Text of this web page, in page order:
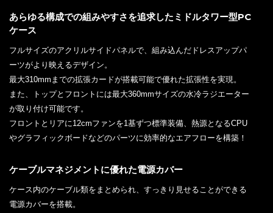
あらゆる構成での組みやすさを追求したミドルタワー型PC
ケース
フルサイズのアクリルサイドパネルで、組み込んだドレスアップパ
ーツがより映えるデザイン。
最大310mmまでの拡張カードが搭載可能で優れた拡張性を実現。
また、トップとフロントには最大360mmサイズの水冷ラジエーター
が取り付け可能です。
フロントとリアに12cmファンを1基ずつ標準装備、熱源となるCPU
やグラフィックボードなどのパーツに効率的なエアフローを構築！
ケーブルマネジメントに優れた電源カバー
ケース内のケーブル類をまとめられ、すっきり見せることができる
電源カバーを搭載。